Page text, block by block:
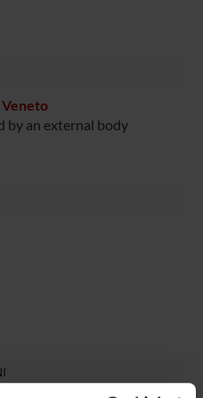
Veneto
by an external body